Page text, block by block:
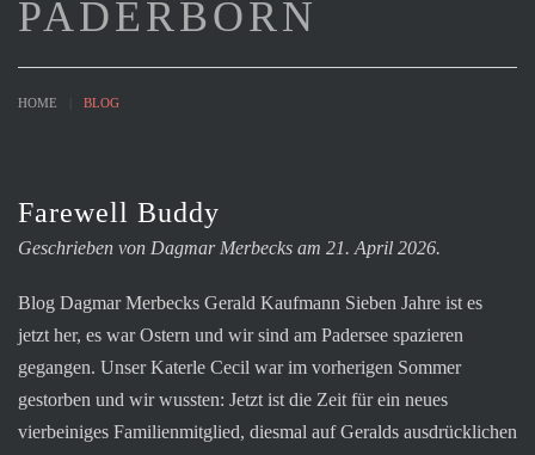
PADERBORN
HOME BLOG
Farewell Buddy
Geschrieben von Dagmar Merbecks am 21. April 2026.
Blog Dagmar Merbecks Gerald Kaufmann Sieben Jahre ist es
jetzt her, es war Ostern und wir sind am Padersee spazieren
gegangen. Unser Katerle Cecil war im vorherigen Sommer
gestorben und wir wussten: Jetzt ist die Zeit für ein neues
vierbeiniges Familienmitglied, diesmal auf Geralds ausdrücklichen